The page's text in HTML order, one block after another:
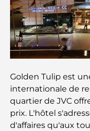
26)
Guide des
meilleures
Hills et aux
Les meilleurs
le shopping et
Que faire au
dynamique de
Golden Tulip est
internationale de
quartier de JVC
prix. L'hôtel
d'affaires qu'aux